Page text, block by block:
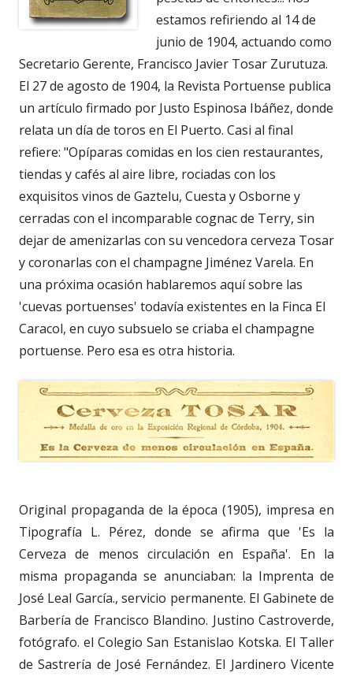
estamos refiriendo al 14 de
junio de 1904, actuando como
Secretario Gerente, Francisco Javier Tosar Zurutuza.
El 27 de agosto de 1904, la Revista Portuense publica
un artículo firmado por Justo Espinosa Ibáñez, donde
relata un día de toros en El Puerto. Casi al final
refiere: "Opíparas comidas en los cien restaurantes,
tiendas y cafés al aire libre, rociadas con los
exquisitos vinos de Gaztelu, Cuesta y Osborne y
cerradas con el incomparable cognac de Terry, sin
dejar de amenizarlas con su vencedora cerveza Tosar
y coronarlas con el champagne Jiménez Varela. En
una próxima ocasión hablaremos aquí sobre las
'cuevas portuenses' todavía existentes en la Finca El
Caracol, en cuyo subsuelo se criaba el champagne
portuense. Pero esa es otra historia.
Original propaganda de la época (1905), impresa en
Tipografía L. Pérez, donde se afirma que 'Es la
Cerveza de menos circulación en España'. En la
misma propaganda se anunciaban: la Imprenta de
José Leal García., servicio permanente. El Gabinete de
Barbería de Francisco Blandino. Justino Castroverde,
fotógrafo. el Colegio San Estanislao Kotska. El Taller
de Sastrería de José Fernández. El Jardinero Vicente